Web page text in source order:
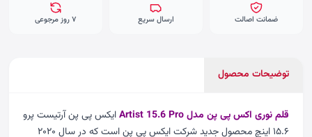
ضمانت اصالت ارسال سریع ۷ روز مرجوعی
توضیحات محصول
قلم نوری اکس پی پن مدل Artist 15.6 Pro
ایکس پی پن آرتیست پرو
۱۵.۶ اینچ محصول جدید شرکت ایکس پی پن است که در سال ۲۰۲۰